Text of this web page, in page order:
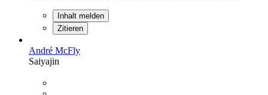
Inhalt melden
Zitieren
André McFly
Saiyajin